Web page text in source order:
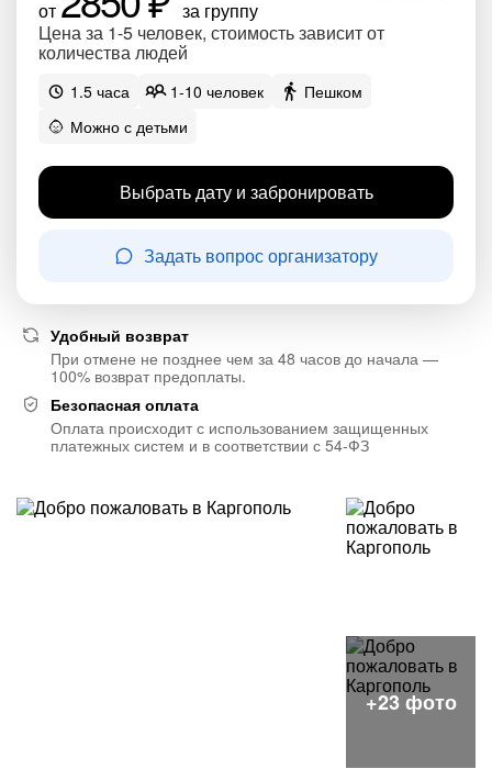
от
за группу
Цена за 1-5 человек, стоимость зависит от
количества людей
1.5 часа 1-10 человек
Пешком
Можно с детьми
Выбрать дату и забронировать
Задать вопрос организатору
Удобный возврат
При отмене не позднее чем за 48 часов до начала —
100% возврат предоплаты.
Безопасная оплата
Оплата происходит с использованием защищенных
платежных систем и в соответствии с 54-ФЗ